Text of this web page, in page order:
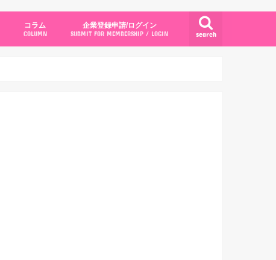
search
コラム
COLUMN
企業登録申請/ログイン
SUBMIT FOR MEMBERSHIP / LOGIN